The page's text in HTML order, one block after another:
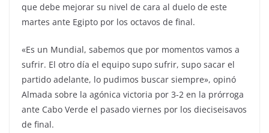
que debe mejorar su nivel de cara al duelo de este
martes ante Egipto por los octavos de final.
«Es un Mundial, sabemos que por momentos vamos a
sufrir. El otro día el equipo supo sufrir, supo sacar el
partido adelante, lo pudimos buscar siempre», opinó
Almada sobre la agónica victoria por 3-2 en la prórroga
ante Cabo Verde el pasado viernes por los dieciseisavos
de final.